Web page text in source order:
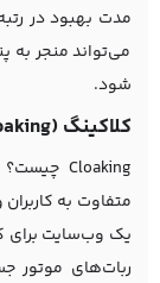
مدت بهبود در
می‌تواند منجر به
شود.
کلاکینگ (Cloaking) در سئو چیست؟
متفاوت به
یک وب‌سایت برای
ربات‌های موتور